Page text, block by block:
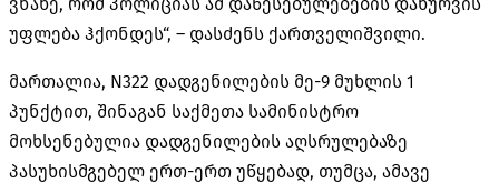
უფლება ჰქონდეს“, – დასძენს ქართველიშვილი.
მართალია, N322 დადგენილების მე-9 მუხლის 1
პუნქტით, შინაგან საქმეთა სამინისტრო
მოხსენებულია დადგენილების აღსრულებაზე
პასუხისმგებელ ერთ-ერთ უწყებად, თუმცა, ამავე